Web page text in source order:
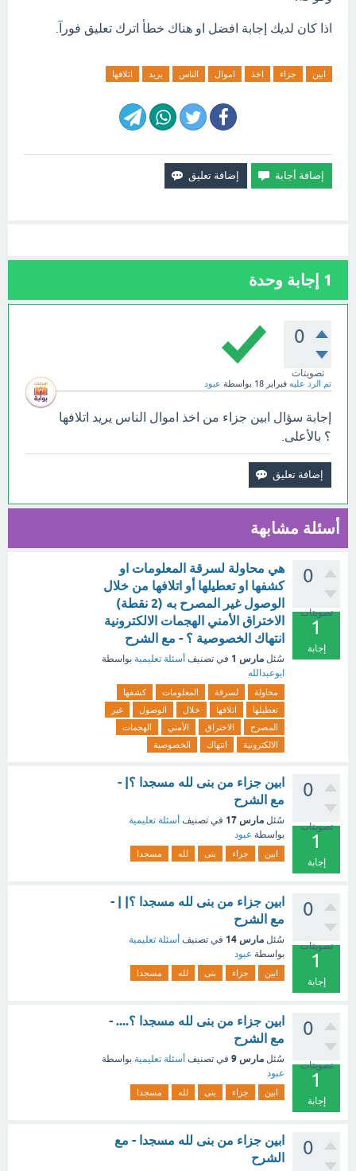
اذا كان لديك إجابة افضل او هناك خطأ اترك تعليق فورآ.
ابين جزاء اخذ اموال الناس يريد اتلافها
1 إجابة وحدة
0
تصويتات
تم الرد عليه فبراير 18 بواسطة عبود
إجابة سؤال ابين جزاء من اخذ اموال الناس يريد اتلافها
؟ بالأعلى.
أسئلة مشابهة
0
تصويتات
1
إجابة
هي محاولة لسرقة المعلومات او
كشفها او تعطيلها أو اتلافها من خلال
الوصول غير المصرح به (2 نقطة)
الاختراق الأمني الهجمات الالكترونية
انتهاك الخصوصية ؟ - مع الشرح
سُئل مارس 1 في تصنيف أسئلة تعليمية بواسطة
ابوعبدالله
محاولة لسرقة المعلومات
كشفها
تعطيلها
اتلافها خلال الوصول
غير
المصرح
الاختراق الأمني
الهجمات
الالكترونية
انتهاك الخصوصية
0
تصويتات
1
إجابة
ابين جزاء من بنى لله مسجدا ؟| -
مع الشرح
سُئل مارس 17 في تصنيف أسئلة تعليمية
بواسطة عبود
ابين جزاء بنى لله مسجدا
0
تصويتات
1
إجابة
ابين جزاء من بنى لله مسجدا ؟| | -
مع الشرح
سُئل مارس 14 في تصنيف أسئلة تعليمية
بواسطة عبود
ابين جزاء بنى لله مسجدا
0
تصويتات
1
إجابة
ابين جزاء من بنى لله مسجدا ؟.... -
مع الشرح
سُئل مارس 9 في تصنيف أسئلة تعليمية بواسطة
عبود
ابين جزاء بنى لله مسجدا
0
ابين جزاء من بنى لله مسجدا - مع
الشرح